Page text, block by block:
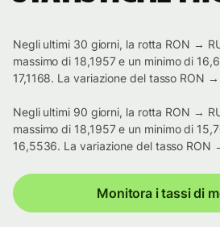
Negli ultimi 30 giorni, la rotta RON →
massimo di 18,1957 e un minimo di
17,1168. La variazione del tasso RON
Negli ultimi 90 giorni, la rotta RON →
massimo di 18,1957 e un minimo di
16,5536. La variazione del tasso RON
Monitora i tassi di